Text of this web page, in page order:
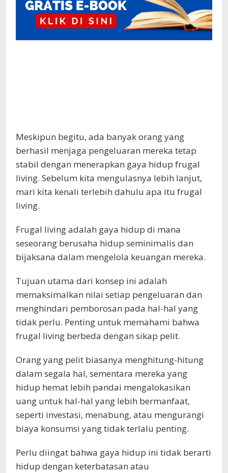
Meskipun begitu, ada banyak orang yang
berhasil menjaga pengeluaran mereka tetap
stabil dengan menerapkan gaya hidup frugal
living. Sebelum kita mengulasnya lebih lanjut,
mari kita kenali terlebih dahulu apa itu frugal
living.
Frugal living adalah gaya hidup di mana
seseorang berusaha hidup seminimalis dan
bijaksana dalam mengelola keuangan mereka.
Tujuan utama dari konsep ini adalah
memaksimalkan nilai setiap pengeluaran dan
menghindari pemborosan pada hal-hal yang
tidak perlu. Penting untuk memahami bahwa
frugal living berbeda dengan sikap pelit.
Orang yang pelit biasanya menghitung-hitung
dalam segala hal, sementara mereka yang
hidup hemat lebih pandai mengalokasikan
uang untuk hal-hal yang lebih bermanfaat,
seperti investasi, menabung, atau mengurangi
biaya konsumsi yang tidak terlalu penting.
Perlu diingat bahwa gaya hidup ini tidak berarti
hidup dengan keterbatasan atau